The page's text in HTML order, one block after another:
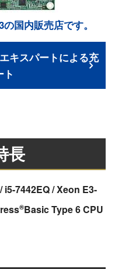
国内販売店です。
キスパートによる充
ト
長
7442EQ / Xeon E3-
®Basic Type 6 CPU